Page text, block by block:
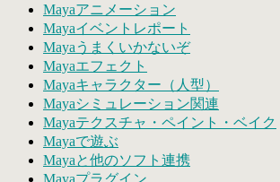
Mayaアニメーション
Mayaイベントレポート
Mayaうまくいかないぞ
Mayaエフェクト
Mayaキャラクター（人型）
Mayaシミュレーション関連
Mayaテクスチャ・ペイント・ベイク
Mayaで遊ぶ
Mayaと他のソフト連携